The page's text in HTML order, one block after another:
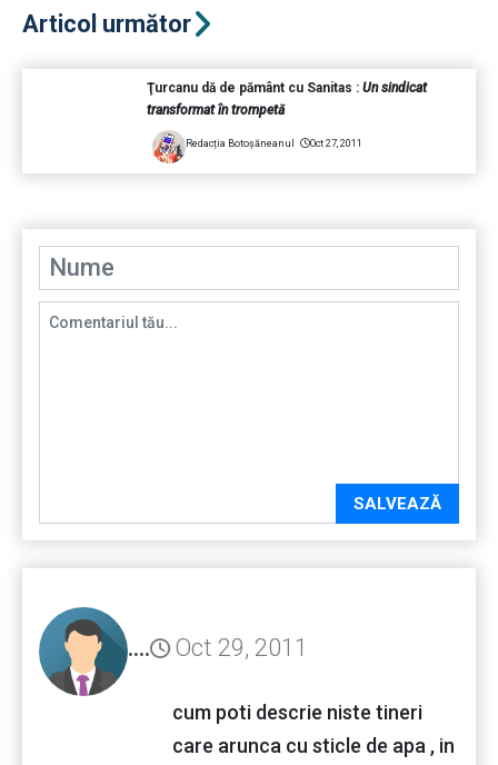
Articol următor
Ţurcanu dă de pământ cu Sanitas : Un sindicat
transformat în trompetă
Redacția Botoșăneanul Oct 27, 2011
SALVEAZĂ
.... Oct 29, 2011
cum poti descrie niste tineri
care arunca cu sticle de apa , in